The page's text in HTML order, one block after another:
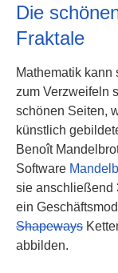
Die
Fraktale
Mathematik
zum Verzweifeln
schönen Seiten,
künstlich
Benoît
Software
sie anschließend
ein
Shapeways
abbilden.